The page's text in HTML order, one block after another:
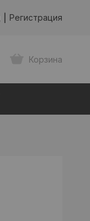
Регистрация
Корзина